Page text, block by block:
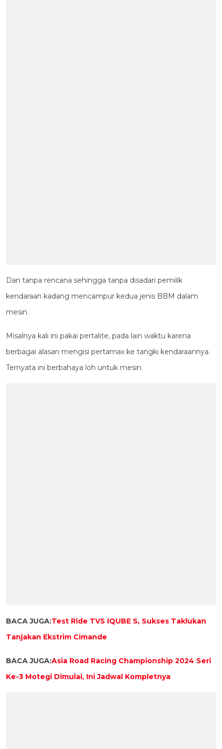
Dan tanpa rencana sehingga tanpa disadari pemilik
kendaraan kadang mencampur kedua jenis BBM dalam
mesin.
Misalnya kali ini pakai pertalite, pada lain waktu karena
berbagai alasan mengisi pertamax ke tangki kendaraannya.
Ternyata ini berbahaya loh untuk mesin.
BACA JUGA:Test Ride TVS IQUBE S, Sukses Taklukan
Tanjakan Ekstrim Cimande
BACA JUGA:Asia Road Racing Championship 2024 Seri
Ke-3 Motegi Dimulai, Ini Jadwal Kompletnya